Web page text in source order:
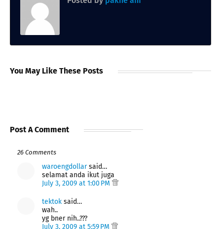
You May Like These Posts
Post A Comment
26 Comments
waroengdollarsaid…
selamat anda ikut juga
July 3, 2009 at 1:00 PM
tektok said…
wah..
yg bner nih..???
July 3, 2009 at 5:59 PM